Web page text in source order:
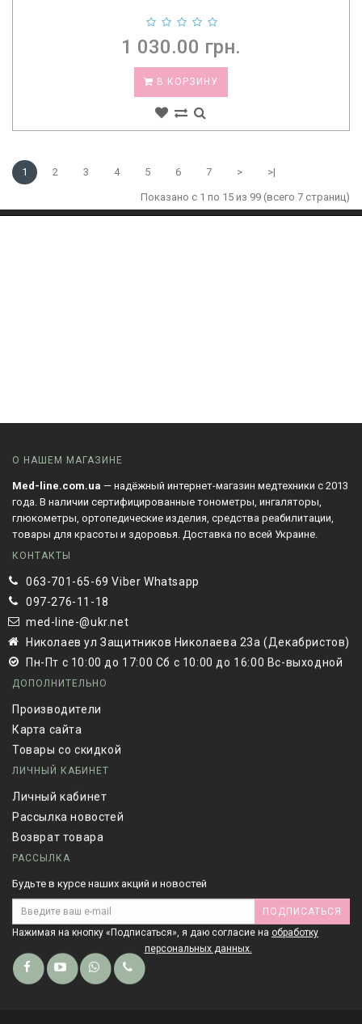
1 030.00 грн.
В КОРЗИНУ
1 2 3 4 5 6 7 > >|
Показано с 1 по 15 из 99 (всего 7 страниц)
О НАШЕМ МАГАЗИНЕ
Med-line.com.ua — надёжный интернет-магазин медтехники с 2013
года. В наличии сертифицированные тонометры, ингаляторы,
глюкометры, ортопедические изделия, средства реабилитации,
товары для красоты и здоровья. Доставка по всей Украине.
КОНТАКТЫ
063-701-65-69 Viber Whatsapp
097-276-11-18
med-line-@ukr.net
Николаев ул Защитников Николаева 23а (Декабристов)
Пн-Пт с 10:00 до 17:00 Сб с 10:00 до 16:00 Вс-выходной
ДОПОЛНИТЕЛЬНО
Производители
Карта сайта
Товары со скидкой
ЛИЧНЫЙ КАБИНЕТ
Личный кабинет
Рассылка новостей
Возврат товара
РАССЫЛКА
Будьте в курсе наших акций и новостей
ПОДПИСАТЬСЯ
Нажимая на кнопку «Подписаться», я даю cогласие на обработку
персональных данных.